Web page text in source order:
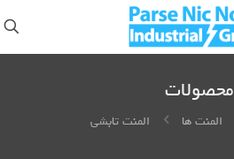
محصولات
المنت ها المنت تابشی